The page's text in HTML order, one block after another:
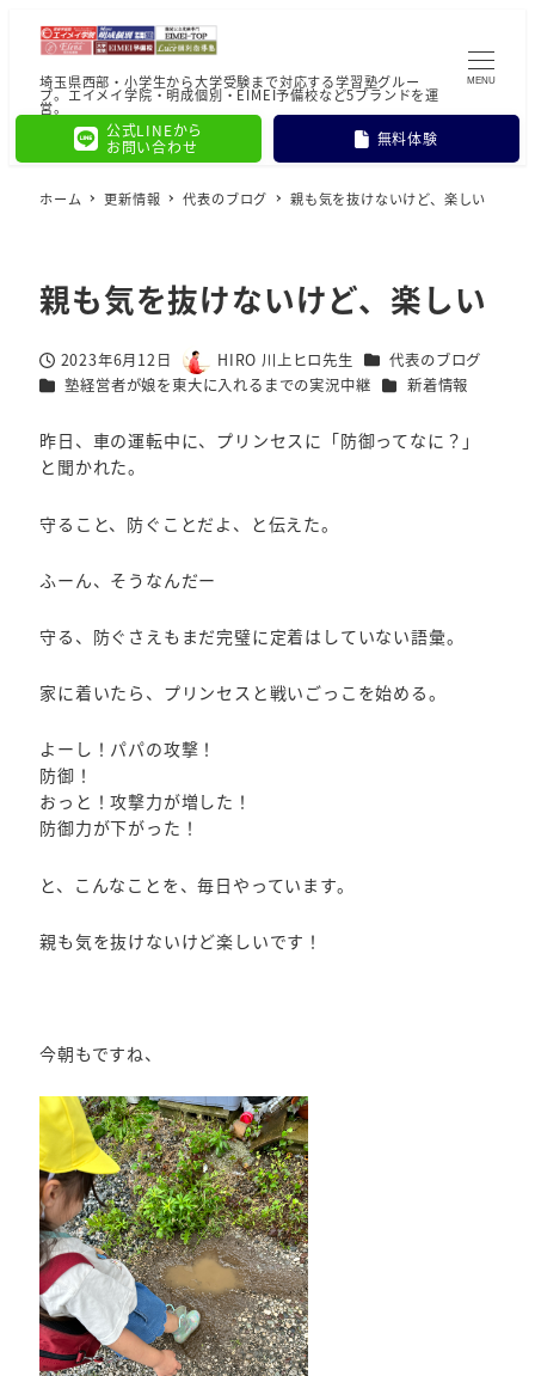
埼玉県西部・小学生から大学受験まで対応する学習塾グルー
プ。エイメイ学院・明成個別・EIMEI予備校など5ブランドを運
営。
公式LINEから
お問い合わせ
無料体験
MENU
ホーム 更新情報 代表のブログ 親も気を抜けないけど、楽しい
親も気を抜けないけど、楽しい
投稿日2023年6月12日
著
者
HIRO 川上ヒロ先生 カテゴリー
代表のブログ
カテゴリー
塾経営者が娘を東大に入れるまでの実況中継 カテゴリー
新着情報
昨日、車の運転中に、プリンセスに「防御ってなに？」
と聞かれた。
守ること、防ぐことだよ、と伝えた。
ふーん、そうなんだー
守る、防ぐさえもまだ完璧に定着はしていない語彙。
家に着いたら、プリンセスと戦いごっこを始める。
よーし！パパの攻撃！
防御！
おっと！攻撃力が増した！
防御力が下がった！
と、こんなことを、毎日やっています。
親も気を抜けないけど楽しいです！
今朝もですね、